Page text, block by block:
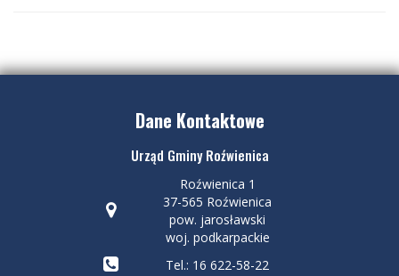
Dane Kontaktowe
Urząd Gminy Roźwienica
Roźwienica 1
37-565 Roźwienica
pow. jarosławski
woj. podkarpackie
Tel.: 16 622-58-22